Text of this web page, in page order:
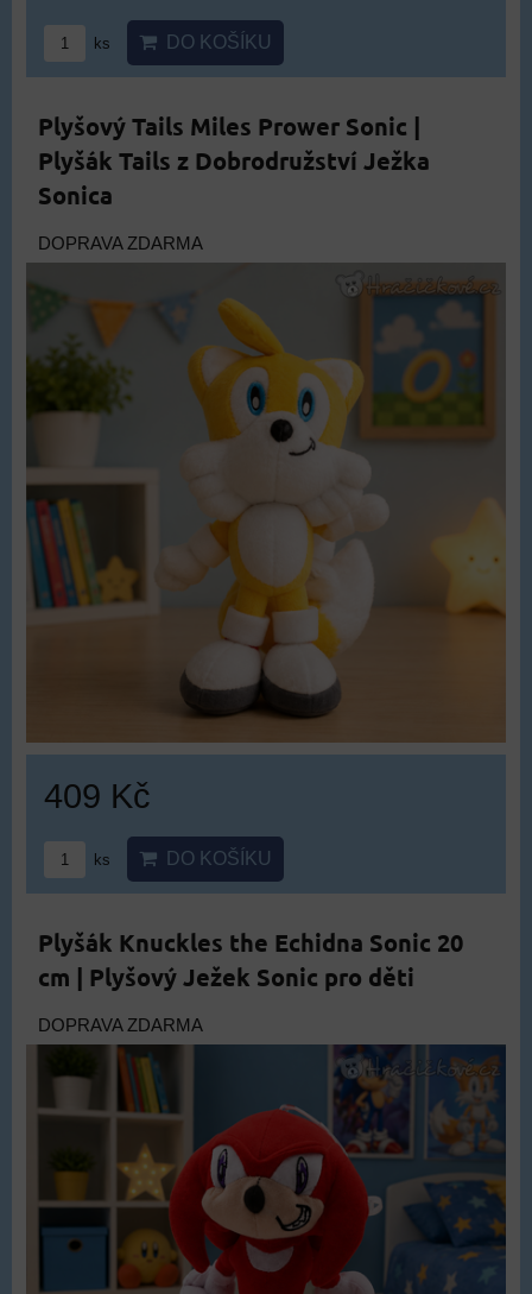
ks DO KOŠÍKU
Plyšový Tails Miles Prower Sonic |
Plyšák Tails z Dobrodružství Ježka
Sonica
DOPRAVA ZDARMA
409 Kč
ks DO KOŠÍKU
Plyšák Knuckles the Echidna Sonic 20
cm | Plyšový Ježek Sonic pro děti
DOPRAVA ZDARMA